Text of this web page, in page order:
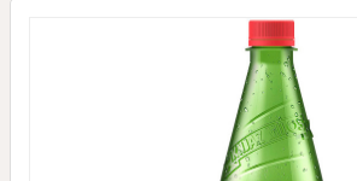
Posao
Kontakt